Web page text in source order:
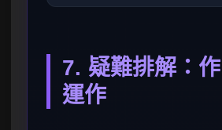
7. 疑難排解：
運作